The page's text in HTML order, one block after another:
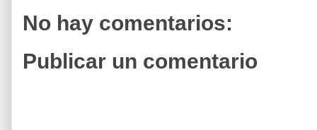
No hay comentarios:
Publicar un comentario